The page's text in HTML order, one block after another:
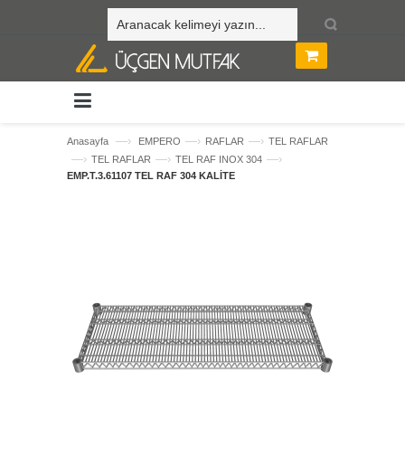
Anasayfa —› EMPERO —› RAFLAR —› TEL RAFLAR
—› TEL RAFLAR —› TEL RAF INOX 304 —›
EMP.T.3.61107 TEL RAF 304 KALİTE